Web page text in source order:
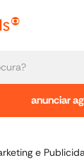
anunciar
e